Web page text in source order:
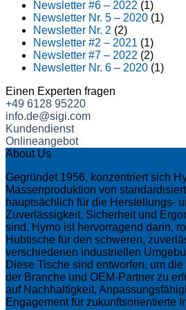
Newsletter #6 – 2022 (1)
Newsletter Nr. 5 – 2020 (1)
Newsletter Nr. 2 (2)
Newsletter #2 – 2021 (1)
Newsletter #7 – 2022 (2)
Newsletter Nr. 6 – 2020 (1)
Einen Experten fragen
+49 6128 95220
info.de@sigi.com
Kundendienst
Onlineangebot
About Us
Gegründet 1956, konzentriert sich
Massenproduktion von
hauptsächlich für die Herstellungs-
Zuverlässigkeit, Sicherheit und
sind. Hymo ist hervorragend darin,
Hubtische für den schweren,
verschiedenen industriellen
Diese Tische sind entworfen, um
der Branche und OEM-Partner zu
auf Nachhaltigkeit,
Engagement für zukunftsorientierte